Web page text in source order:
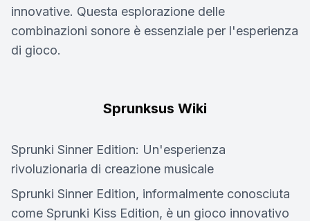
innovative. Questa esplorazione delle
combinazioni sonore è essenziale per l'esperienza
di gioco.
Sprunksus Wiki
Sprunki Sinner Edition: Un'esperienza
rivoluzionaria di creazione musicale
Sprunki Sinner Edition, informalmente conosciuta
come Sprunki Kiss Edition, è un gioco innovativo